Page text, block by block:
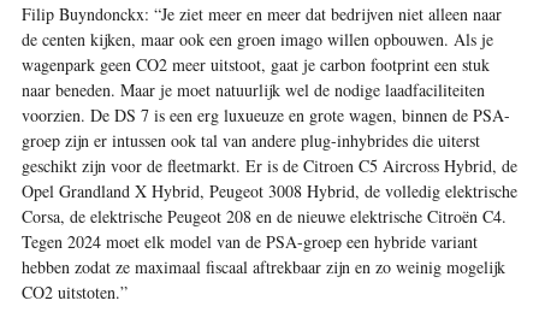
Filip Buyndonckx: “Je ziet meer en meer dat bedrijven niet alleen naar
de centen kijken, maar ook een groen imago willen opbouwen. Als je
wagenpark geen CO2 meer uitstoot, gaat je carbon footprint een stuk
naar beneden. Maar je moet natuurlijk wel de nodige laadfaciliteiten
voorzien. De DS 7 is een erg luxueuze en grote wagen, binnen de PSA-
groep zijn er intussen ook tal van andere plug-inhybrides die uiterst
geschikt zijn voor de fleetmarkt. Er is de Citroen C5 Aircross Hybrid, de
Opel Grandland X Hybrid, Peugeot 3008 Hybrid, de volledig elektrische
Corsa, de elektrische Peugeot 208 en de nieuwe elektrische Citroën C4.
Tegen 2024 moet elk model van de PSA-groep een hybride variant
hebben zodat ze maximaal fiscaal aftrekbaar zijn en zo weinig mogelijk
CO2 uitstoten.”